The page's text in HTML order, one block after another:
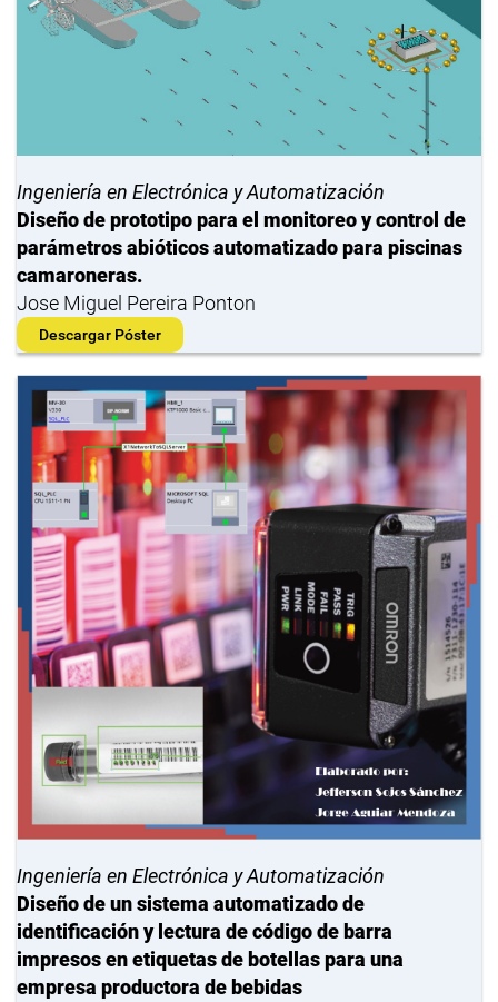
Ingeniería en Electrónica y Automatización
Diseño de prototipo para el monitoreo y control de
parámetros abióticos automatizado para piscinas
camaroneras.
Jose Miguel Pereira Ponton
Descargar Póster
Ingeniería en Electrónica y Automatización
Diseño de un sistema automatizado de
identificación y lectura de código de barra
impresos en etiquetas de botellas para una
empresa productora de bebidas